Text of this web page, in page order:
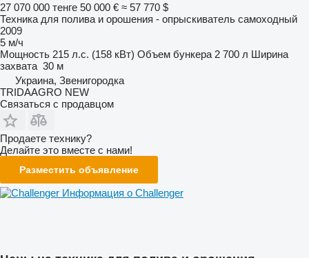
27 070 000 тенге 50 000 € ≈ 57 770 $
Техника для полива и орошения - опрыскиватель самоходный
2009
5 м/ч
Мощность 215 л.с. (158 кВт) Объем бункера 2 700 л Ширина
захвата 30 м
Украина, Звенигородка
TRIDAAGRO NEW
Связаться с продавцом
Продаете технику?
Делайте это вместе с нами!
Разместить объявление
Информация о Challenger